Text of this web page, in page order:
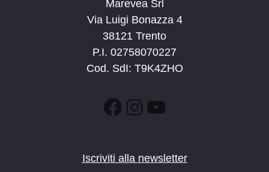
Marevea Srl
Via Luigi Bonazza 4
38121 Trento
P.I. 02758070227
Cod. SdI: T9K4ZHO
Facebook
Instagram
YouTube
Iscriviti alla newsletter